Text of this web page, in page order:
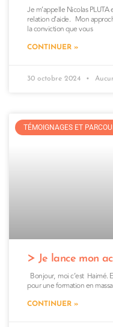
Je m’appelle Nicolas
relation d’aide. Mon
la conviction que vous
CONTINUER »
30 octobre 2024
TÉMOIGNAGES ET
Je lance mon
Bonjour, moi c’est Haimé.
pour une formation en
CONTINUER »